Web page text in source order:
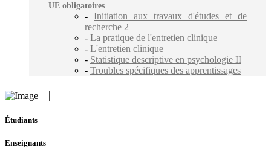
UE obligatoires
- Initiation aux travaux d'études et de
recherche 2
- La pratique de l'entretien clinique
- L'entretien clinique
- Statistique descriptive en psychologie II
- Troubles spécifiques des apprentissages
Étudiants
Enseignants